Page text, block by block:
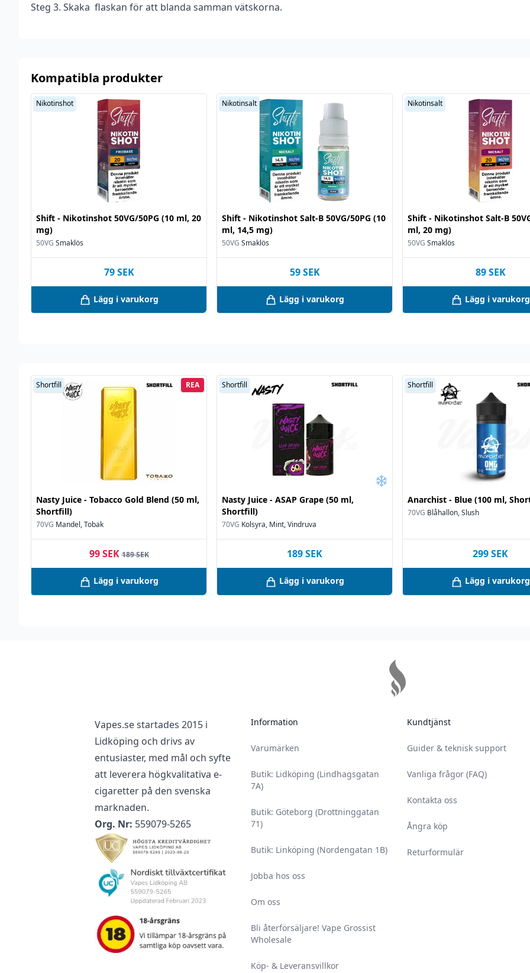
Steg 3. Skaka flaskan för att blanda samman vätskorna.
Kompatibla produkter
Shift - Nikotinshot 50VG/50PG (10 ml, 20
mg)
50VG Smaklös
Nikotinshot
79 SEK
Lägg i varukorg
Shift - Nikotinshot Salt-B 50VG/50PG (10
ml, 14,5 mg)
50VG Smaklös
Nikotinsalt
59 SEK
Lägg i varukorg
Shift - Nikotinshot Salt-B
ml, 20 mg)
50VG Smaklös
Nikotinsalt
89 SEK
Lägg i varukorg
Nasty Juice - Tobacco Gold Blend (50 ml,
Shortfill)
70VG Mandel, Tobak
Shortfill REA
99 SEK 189 SEK
Lägg i varukorg
Nasty Juice - ASAP Grape (50 ml,
Shortfill)
70VG Kolsyra, Mint, Vindruva
Shortfill
189SEK
Lägg i varukorg
Anarchist - Blue (100 ml,
70VG Blåhallon, Slush
Shortfill
299SEK
Lägg i varukorg
Vapes.se startades 2015 i
Lidköping och drivs av
entusiaster, med mål och syfte
att leverera högkvalitativa e-
cigaretter på den svenska
marknaden.
Org. Nr: 559079-5265
Information
Varumärken
Butik: Lidköping (Lindhagsgatan
7A)
Butik: Göteborg (Drottninggatan
71)
Butik: Linköping (Nordengatan 1B)
Jobba hos oss
Om oss
Bli återförsäljare! Vape Grossist
Wholesale
Köp- & Leveransvillkor
Kundtjänst
Guider & teknisk support
Vanliga frågor (FAQ)
Kontakta oss
Ångra köp
Returformulär